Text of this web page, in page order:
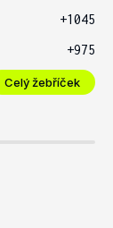
+1045
+975
Celý žebříček